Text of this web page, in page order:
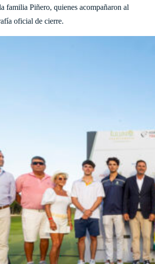
familia Piñero, quienes acompañaron al
oficial de cierre.